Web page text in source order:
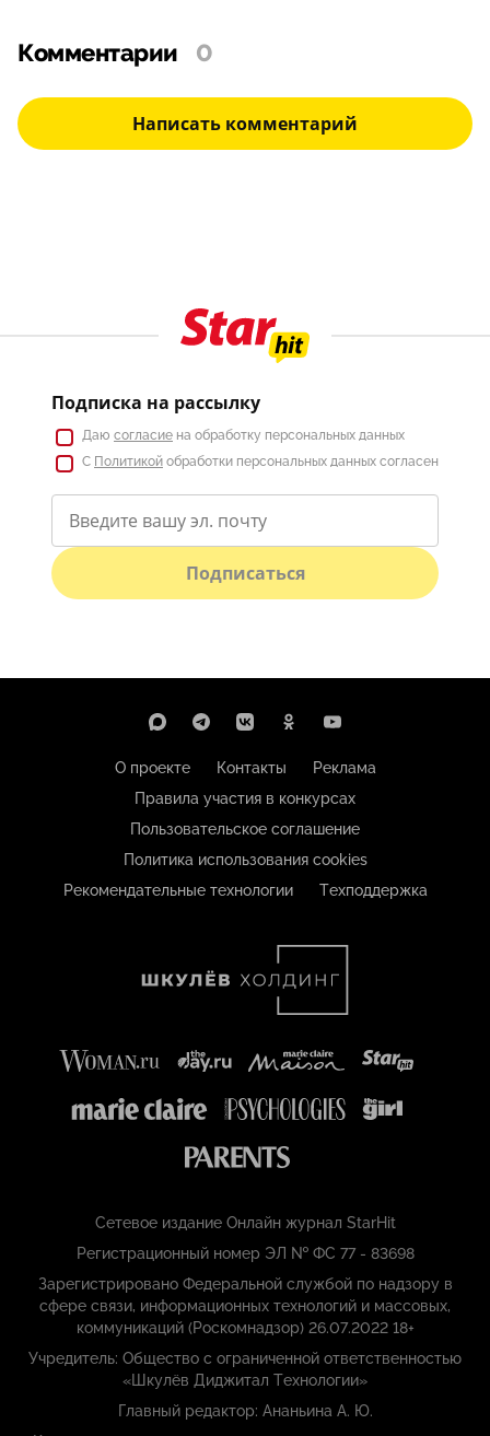
Комментарии 0
Написать комментарий
Подписка на рассылку
Даю согласие на обработку персональных данных
С Политикой обработки персональных данных согласен
Подписаться
О проекте Контакты
Реклама
Правила участия в конкурсах
Пользовательское соглашение
Политика использования cookies
Рекомендательные технологии
Техподдержка
Сетевое издание Онлайн журнал StarHit
Регистрационный номер ЭЛ № ФС 77 - 83698
Зарегистрировано Федеральной службой по надзору в
сфере связи, информационных технологий и массовых,
коммуникаций (Роскомнадзор) 26.07.2022 18+
Учредитель: Общество с ограниченной ответственностью
«Шкулёв Диджитал Технологии»
Главный редактор: Ананьина А. Ю.